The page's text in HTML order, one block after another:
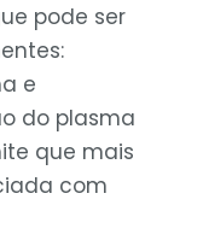
pode ser
e
do plasma
que mais
com